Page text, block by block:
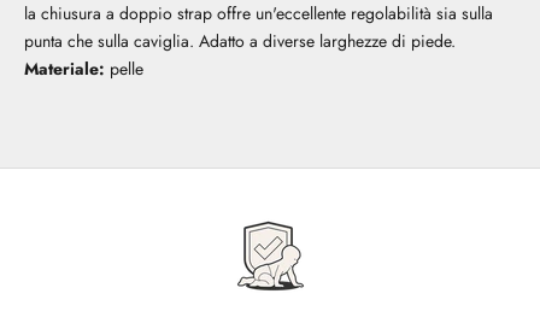
la chiusura a doppio strap offre un'eccellente regolabilità sia sulla
punta che sulla caviglia. Adatto a diverse larghezze di piede.
Materiale: pelle